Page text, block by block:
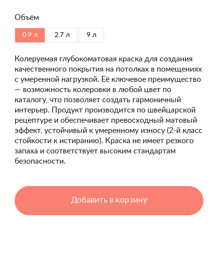
Объём
0.9 л 2.7 л 9 л
Колеруемая глубокоматовая краска для создания
качественного покрытия на потолках в помещениях
с умеренной нагрузкой. Её ключевое преимущество
— возможность колеровки в любой цвет по
каталогу, что позволяет создать гармоничный
интерьер. Продукт производится по швейцарской
рецептуре и обеспечивает превосходный матовый
эффект, устойчивый к умеренному износу (2-й класс
стойкости к истиранию). Краска не имеет резкого
запаха и соответствует высоким стандартам
безопасности.
Добавить в корзину